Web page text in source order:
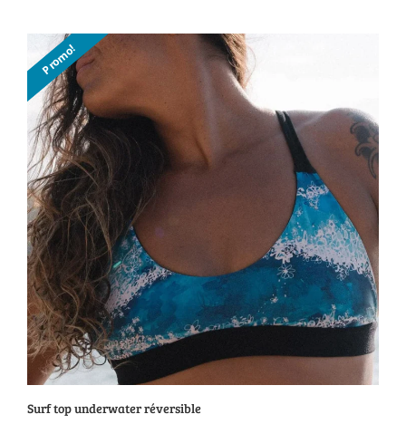
prix :
39.95$
à
49.95$
Promo!
Surf top underwater réversible